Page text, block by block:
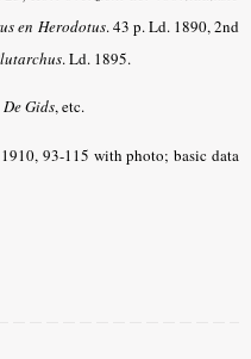
en Herodotus.43 p. Ld. 1890, 2nd
.Ld. 1895.
Gids, etc.
1910, 93-115 with photo; basic data